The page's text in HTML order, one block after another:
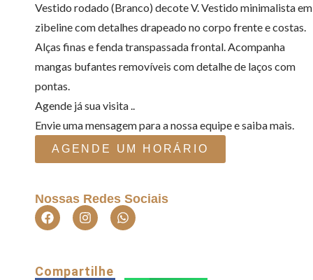
Vestido rodado (Branco) decote V. Vestido minimalista em
zibeline com detalhes drapeado no corpo frente e costas.
Alças finas e fenda transpassada frontal. Acompanha
mangas bufantes removíveis com detalhe de laços com
pontas.
Agende já sua visita ..
Envie uma mensagem para a nossa equipe e saiba mais.
AGENDE UM HORÁRIO
Nossas Redes Sociais
Compartilhe